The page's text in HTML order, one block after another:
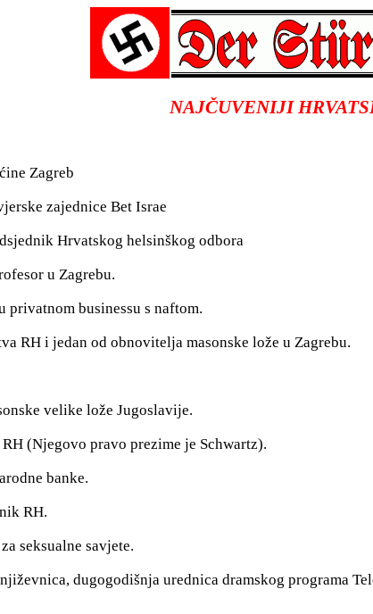
NAJČUVENIJI
Zagreb
zajednice Bet Israe
Hrvatskog helsinškog odbora
u Zagrebu.
businessu s naftom.
RH i jedan od obnovitelja masonske lože u Zagrebu.
velike lože Jugoslavije.
(Njegovo pravo prezime je Schwartz).
banke.
RH.
seksualne savjete.
dugogodišnja urednica dramskog programa